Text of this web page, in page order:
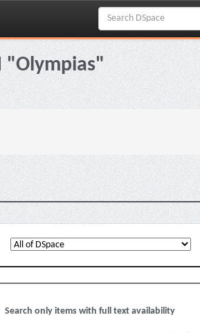
"Olympias"
Search only items with full text availability